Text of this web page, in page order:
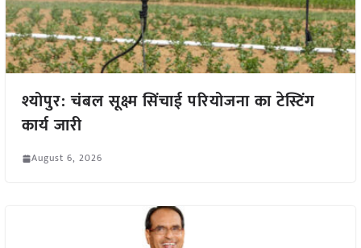
श्योपुर: चंबल सूक्ष्म सिंचाई परियोजना का टेस्टिंग
कार्य जारी
August 6, 2026